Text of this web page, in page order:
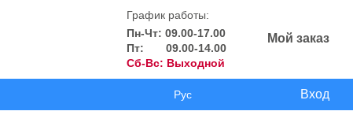
График работы:
Пн-Чт: 09.00-17.00
Пт: 09.00-14.00
Сб-Вс: Выходной
Мой заказ
Рус Вход